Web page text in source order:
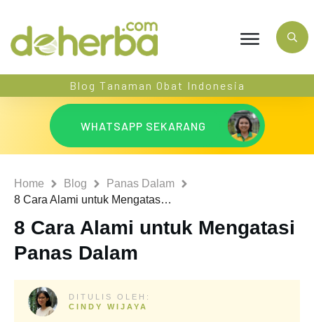
Blog Tanaman Obat Indonesia
WHATSAPP SEKARANG
Home Blog
Panas Dalam
8 Cara Alami untuk Mengatasi Panas Dalam
8 Cara Alami untuk Mengatasi
Panas Dalam
DITULIS OLEH:
CINDY WIJAYA